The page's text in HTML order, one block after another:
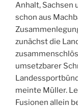
Anhalt, Sachsen
schon aus
zunächst die
umsetzbarer
meinte Müller.
Fusionen allein